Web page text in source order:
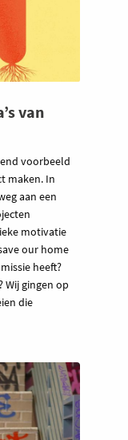
van
voorbeeld
maken. In
aan een
motivatie
our home
heeft?
gingen op
die